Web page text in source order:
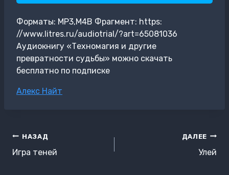
Форматы: MP3,M4B Фрагмент: https:
//www.litres.ru/audiotrial/?art=65081036
Аудиокнигу «Техномагия и другие
превратности судьбы» можно скачать
бесплатно по подписке
Метки
Алекс Найт
Навигация
по
НАЗАД
Игра теней
ДАЛЕЕ
Улей